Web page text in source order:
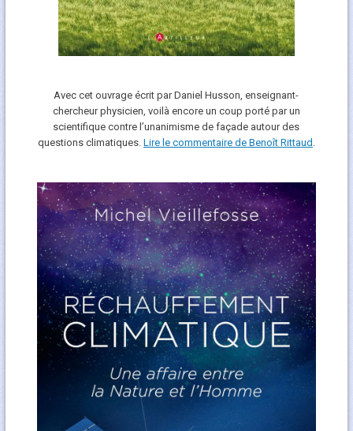
Avec cet ouvrage écrit par Daniel Husson, enseignant-
chercheur physicien, voilà encore un coup porté par un
scientifique contre l’unanimisme de façade autour des
questions climatiques. Lire le commentaire de Benoît Rittaud